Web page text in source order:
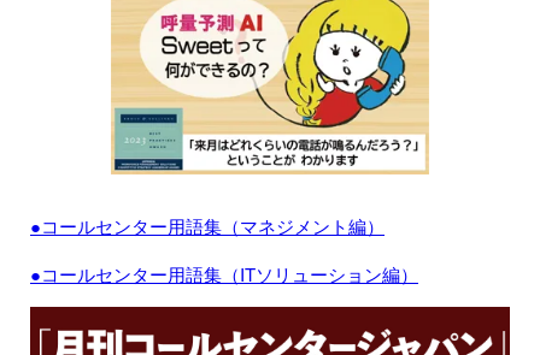
●コールセンター用語集（マネジメント編）
●コールセンター用語集（ITソリューション編）